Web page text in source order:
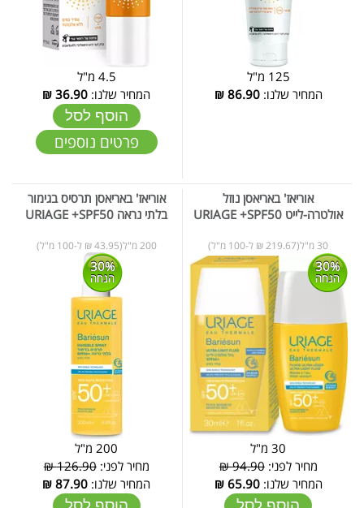
125 מ"ל
המחיר שלנו:86.90
₪
4.5 מ"ל
המחיר שלנו: 36.90
₪
הוסף לסל
פרטים נוספים
אוריאז' באריאסן נוזל
אולטרה-לייט URIAGE +SPF50
30 מ"ל(219.67 ₪ ל-100 מ"ל)
30%
הנחה
30 מ"ל
מחיר לפני:94.90 ₪
המחיר שלנו:65.90
₪
אוריאז' באריאסן תרסיס בגימור
בלתי נראה URIAGE +SPF50
200 מ"ל(43.95 ₪ ל-100 מ"ל)
30%
הנחה
200 מ"ל
מחיר לפני:126.90 ₪
המחיר שלנו: 87.90
₪